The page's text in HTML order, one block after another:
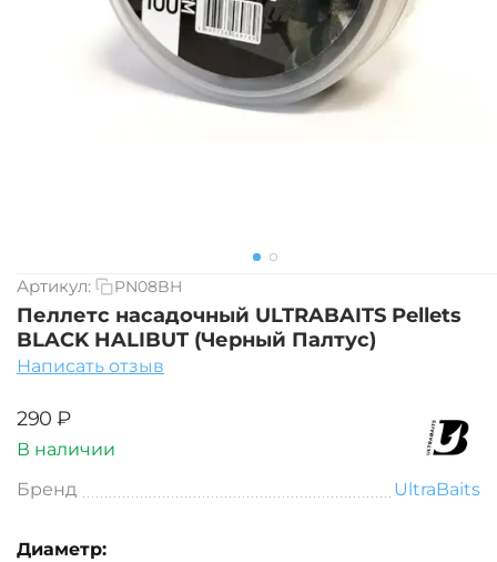
Артикул: PN08BH
Пеллетс насадочный ULTRABAITS Pellets
BLACK HALIBUT (Черный Палтус)
Написать отзыв
‍290‍ ₽
В наличии
Бренд
UltraBaits
Диаметр: